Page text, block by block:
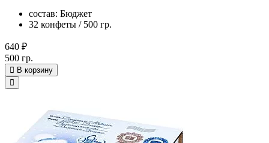
состав: Бюджет
32 конфеты / 500 гр.
640 ₽
500 гр.
В корзину